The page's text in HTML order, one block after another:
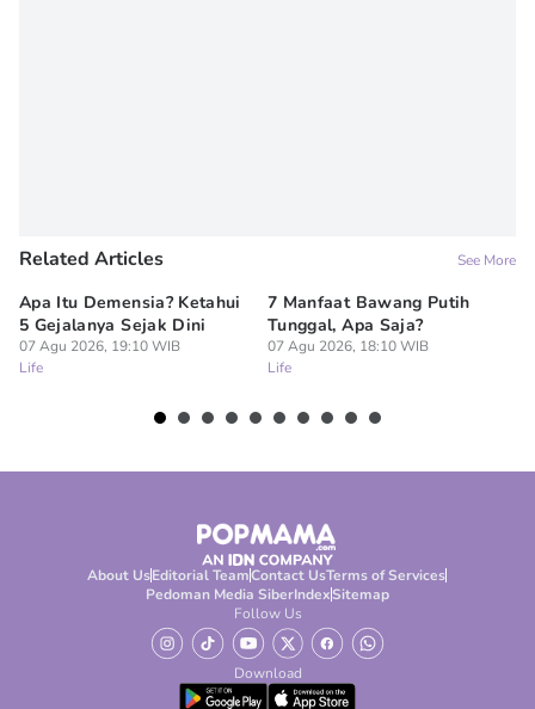
Related Articles See More
Apa Itu Demensia? Ketahui
5 Gejalanya Sejak Dini
07 Agu 2026, 19:10 WIB
Life
7 Manfaat Bawang Putih
Tunggal, Apa Saja?
07 Agu 2026, 18:10 WIB
Life
About UsEditorial TeamContact UsTerms of Services
Pedoman Media SiberIndexSitemap
Follow Us
Download